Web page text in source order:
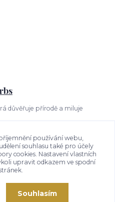
důvěřuje přírodě a miluje
články
používání webu,
souhlasu také pro účely
cookies. Nastavení vlastních
upravit odkazem ve spodní
Souhlasím